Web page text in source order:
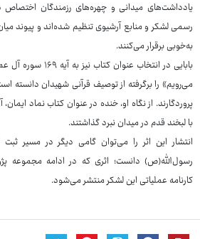
یادداشت‌های میدانی و چهره‌های رزمندگان اختصاص
رسمی لشکر و منابع آرشیوی تنظیم شده‌اند و پیوند
به‌خوبی برقرار می‌کنند.
بابایی در انتخاب
می‌رویم» را برگرفته از توصیف قرآنی شهیدان دانسته
پروردگارند. از نگاه او، خنده در عنوان کتاب نماد
با لبخند قدم در میدان نبرد گذاشتند.
رسول‌الله(ص) دانست؛ اثری که در ادامه مجموعه
کارنامه عملیاتی این لشکر منتشر می‌شود.